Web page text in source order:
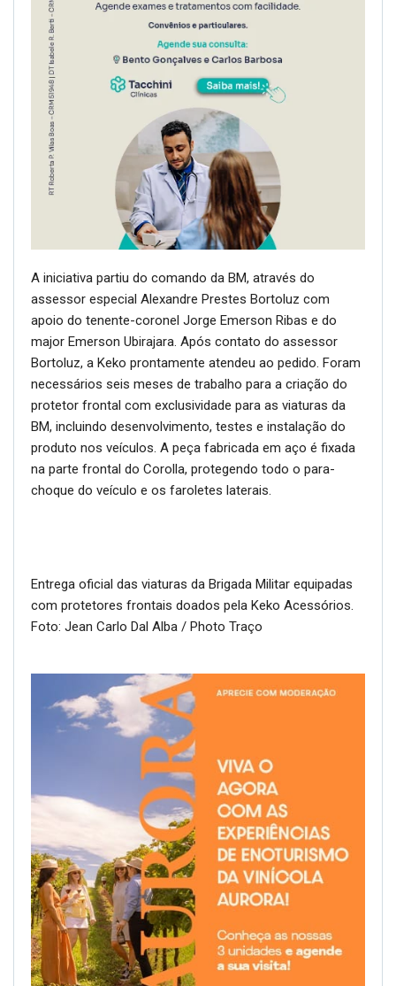
A iniciativa partiu do comando da BM, através do
assessor especial Alexandre Prestes Bortoluz com
apoio do tenente-coronel Jorge Emerson Ribas e do
major Emerson Ubirajara. Após contato do assessor
Bortoluz, a Keko prontamente atendeu ao pedido. Foram
necessários seis meses de trabalho para a criação do
protetor frontal com exclusividade para as viaturas da
BM, incluindo desenvolvimento, testes e instalação do
produto nos veículos. A peça fabricada em aço é fixada
na parte frontal do Corolla, protegendo todo o para-
choque do veículo e os faroletes laterais.
Entrega oficial das viaturas da Brigada Militar equipadas
com protetores frontais doados pela Keko Acessórios.
Foto: Jean Carlo Dal Alba / Photo Traço